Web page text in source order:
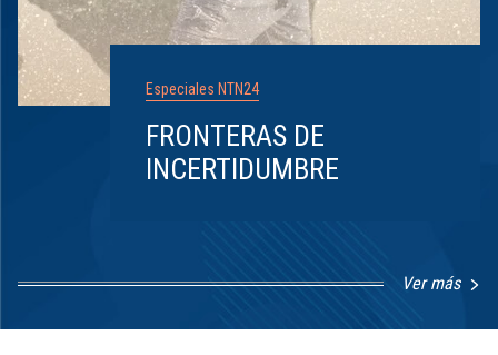
Especiales NTN24
FRONTERAS DE
INCERTIDUMBRE
Ver más
1